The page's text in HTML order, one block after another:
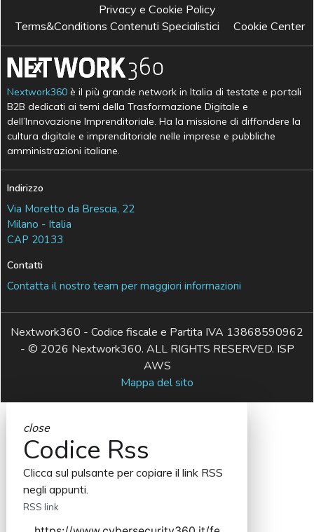
Privacy e Cookie Policy
Terms&Conditions Contenuti Specialistici
Cookie Center
Nextwork360 è il più grande network in Italia di testate e portali
B2B dedicati ai temi della Trasformazione Digitale e
dell’Innovazione Imprenditoriale. Ha la missione di diffondere la
cultura digitale e imprenditoriale nelle imprese e pubbliche
amministrazioni italiane.
Indirizzo
Via Moretto da Brescia, 22
Milano - Italia
CAP 20133
Contatti
Contatta il nostro team per maggiori informazioni
Nextwork360 - Codice fiscale e Partita IVA 13868590962
- © 2026 Nextwork360. ALL RIGHTS RESERVED. ISP
AWS
Mappa del sito
close
Codice Rss
Clicca sul pulsante per copiare il link RSS
negli appunti.
RSS link